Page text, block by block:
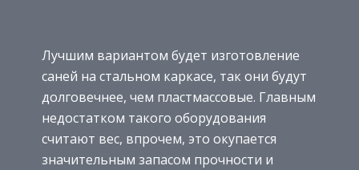
Лучшим вариантом будет изготовление
саней на стальном каркасе, так они будут
долговечнее, чем пластмассовые. Главным
недостатком такого оборудования
считают вес, впрочем, это окупается
значительным запасом прочности и